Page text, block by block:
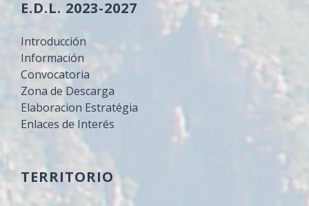
E.D.L. 2023-2027
Introducción
Información
Convocatoria
Zona de Descarga
Elaboracion Estratégia
Enlaces de Interés
TERRITORIO